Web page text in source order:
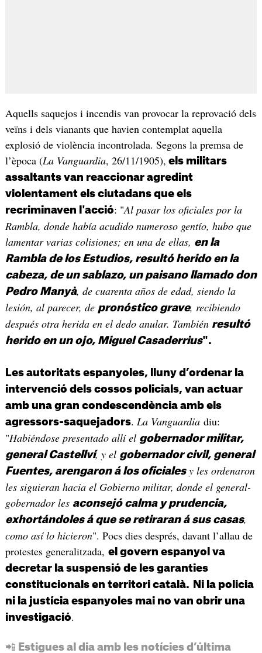
Aquells saquejos i incendis van provocar la reprovació dels
veïns i dels vianants que havien contemplat aquella
explosió de violència incontrolada. Segons la premsa de
l’època (La Vanguardia, 26/11/1905), els militars
assaltants van reaccionar agredint
violentament els ciutadans que els
recriminaven l'acció: "Al pasar los oficiales por la
Rambla, donde había acudido numeroso gentío, hubo que
lamentar varias colisiones; en una de ellas, en la
Rambla de los Estudios, resultó herido en la
cabeza, de un sablazo, un paisano llamado don
Pedro Manyà, de cuarenta años de edad, siendo la
lesión, al parecer, de pronóstico grave, recibiendo
después otra herida en el dedo anular. También resultó
herido en un ojo, Miguel Casaderrius".
Les autoritats espanyoles, lluny d’ordenar la
intervenció dels cossos policials, van actuar
amb una gran condescendència amb els
agressors-saquejadors. La Vanguardiadiu:
"Habiéndose presentado allí el gobernador militar,
general Castellví, y el gobernador civil, general
Fuentes, arengaron á los oficialesy les ordenaron
les siguieran hacia el Gobierno militar, donde el general-
gobernador les aconsejó calma y prudencia,
exhortándoles á que se retiraran á sus casas,
como así lo hicieron". Pocs dies després, davant l’allau de
protestes generalitzada, el govern espanyol va
decretar la suspensió de les garanties
constitucionals en territori català.
Ni la policia
ni la justícia espanyoles mai no van obrir una
investigació.
📲 Estigues al dia amb les notícies d’última